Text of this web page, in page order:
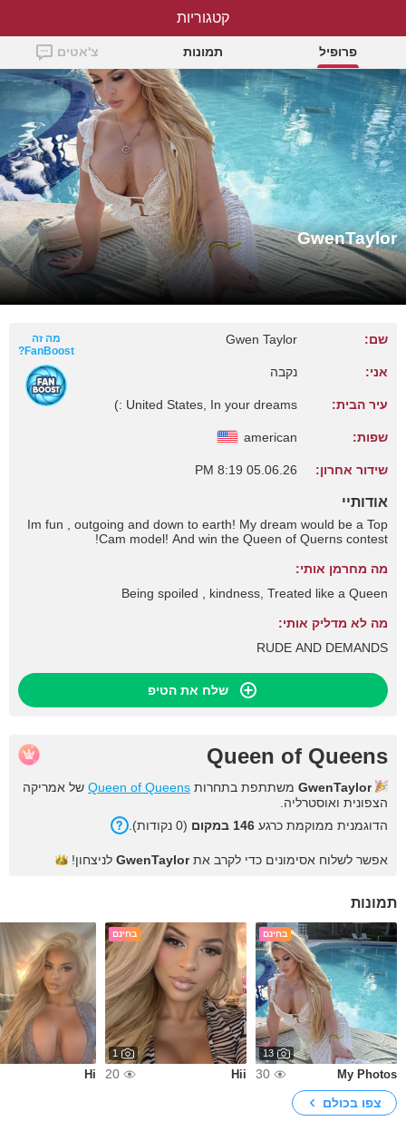
GwenTaylor
פרופיל תמונות צ'אטים
GwenTaylor
שם: Gwen Taylor
אני: נקבה
עיר הבית: United States, In your dreams :)
שפות: american
שידור אחרון: 05.06.26 8:19 PM
מה זה
FanBoost?
אודותיי
Im fun , outgoing and down to earth! My dream would be a Top
Cam model! And win the Queen of Querns contest!
מה מחרמן אותי:
Being spoiled , kindness, Treated like a Queen
מה לא מדליק אותי:
RUDE AND DEMANDS
שלח את הטיפ
Queen of Queens
GwenTaylor משתתפת בתחרות Queen of Queens של אמריקה
הצפונית ואוסטרליה.
הדוגמנית ממוקמת כרגע 146 במקום (0 נקודות).
אפשר לשלוח אסימונים כדי לקרב את GwenTaylor לניצחון!
תמונות
בחינם
13
My Photos
30
בחינם
1
Hii
20
Hi
צפו בכולם
קטגוריות